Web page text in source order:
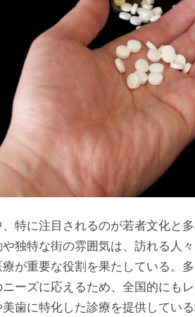
特に注目されるのが若者文化と
独特な街の雰囲気は、訪れる人
が重要な役割を果たしている。
ーズに応えるため、全国的にも
歯に特化した診療を提供してい